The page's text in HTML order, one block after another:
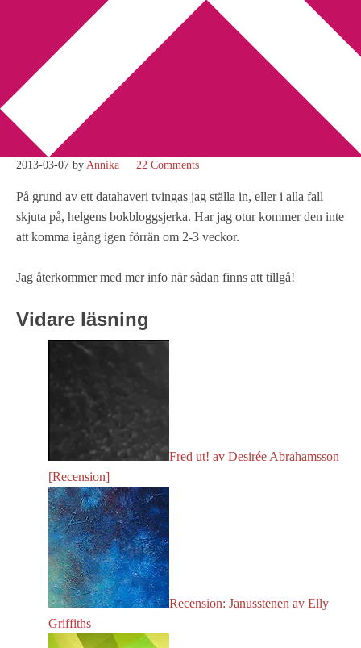
You are here: Bokbloggsjerka
Bokbloggsjerka 8-11 mars
Bokbloggsjerka 8-11 mars
utgår
2013-03-07 by Annika 22 Comments
På grund av ett datahaveri tvingas jag ställa in, eller i alla fall
skjuta på, helgens bokbloggsjerka. Har jag otur kommer den inte
att komma igång igen förrän om 2-3 veckor.
Jag återkommer med mer info när sådan finns att tillgå!
Vidare läsning
Fred ut! av Desirée Abrahamsson
[Recension]
Recension: Janusstenen av Elly
Griffiths